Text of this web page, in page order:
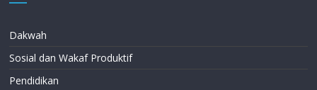
Dakwah
Sosial dan Wakaf Produktif
Pendidikan